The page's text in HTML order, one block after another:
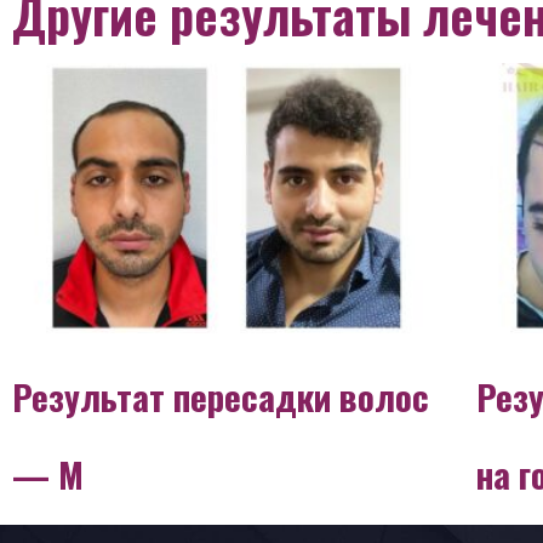
Другие результаты
Результат пересадки волос
— М
на